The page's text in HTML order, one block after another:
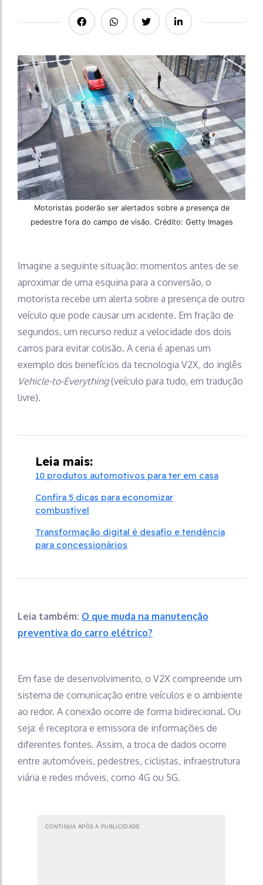
Motoristas poderão ser alertados sobre a presença de
pedestre fora do campo de visão. Crédito: Getty Images
Imagine a seguinte situação: momentos antes de se
aproximar de uma esquina para a conversão, o
motorista recebe um alerta sobre a presença de outro
veículo que pode causar um acidente. Em fração de
segundos, um recurso reduz a velocidade dos dois
carros para evitar colisão. A cena é apenas um
exemplo dos benefícios da tecnologia V2X, do inglês
Vehicle-to-Everything(veículo para tudo, em tradução
livre).
Leia mais:
10 produtos automotivos para ter em casa
Confira 5 dicas para economizar
combustível
Transformação digital é desafio e tendência
para concessionários
Leia também: O que muda na manutenção
preventiva do carro elétrico?
Em fase de desenvolvimento, o V2X compreende um
sistema de comunicação entre veículos e o ambiente
ao redor. A conexão ocorre de forma bidirecional. Ou
seja: é receptora e emissora de informações de
diferentes fontes. Assim, a troca de dados ocorre
entre automóveis, pedestres, ciclistas, infraestrutura
viária e redes móveis, como 4G ou 5G.
CONTINUA APÓS A PUBLICIDADE